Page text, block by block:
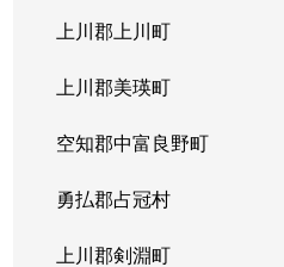
上川郡上川町
上川郡美瑛町
空知郡中富良野町
勇払郡占冠村
上川郡剣淵町